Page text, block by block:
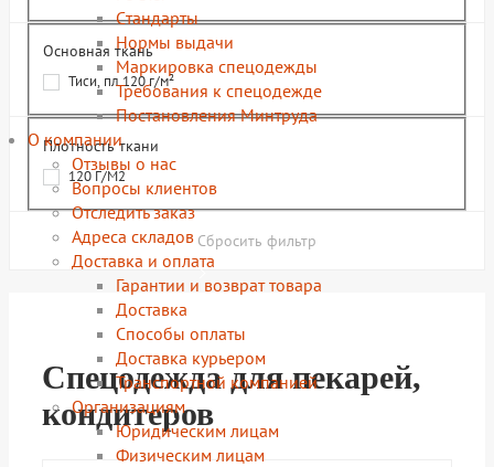
Cтандарты
Нормы выдачи
Маркировка спецодежды
Требования к спецодежде
Постановления Минтруда
О компании
Отзывы о нас
Вопросы клиентов
Отследить заказ
Адреса складов
Доставка и оплата
Гарантии и возврат товара
Доставка
Способы оплаты
Доставка курьером
Транспортной компанией
Организациям
Юридическим лицам
Физическим лицам
Основная ткань
Тиси, пл.120 г/м²
Плотность ткани
120 Г/М2
Сбросить фильтр
Спецодежда для пекарей,
кондитеров